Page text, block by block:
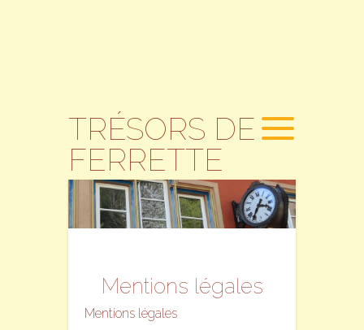
TRÉSORS DE
FERRETTE
Mentions légales
Mentions légales